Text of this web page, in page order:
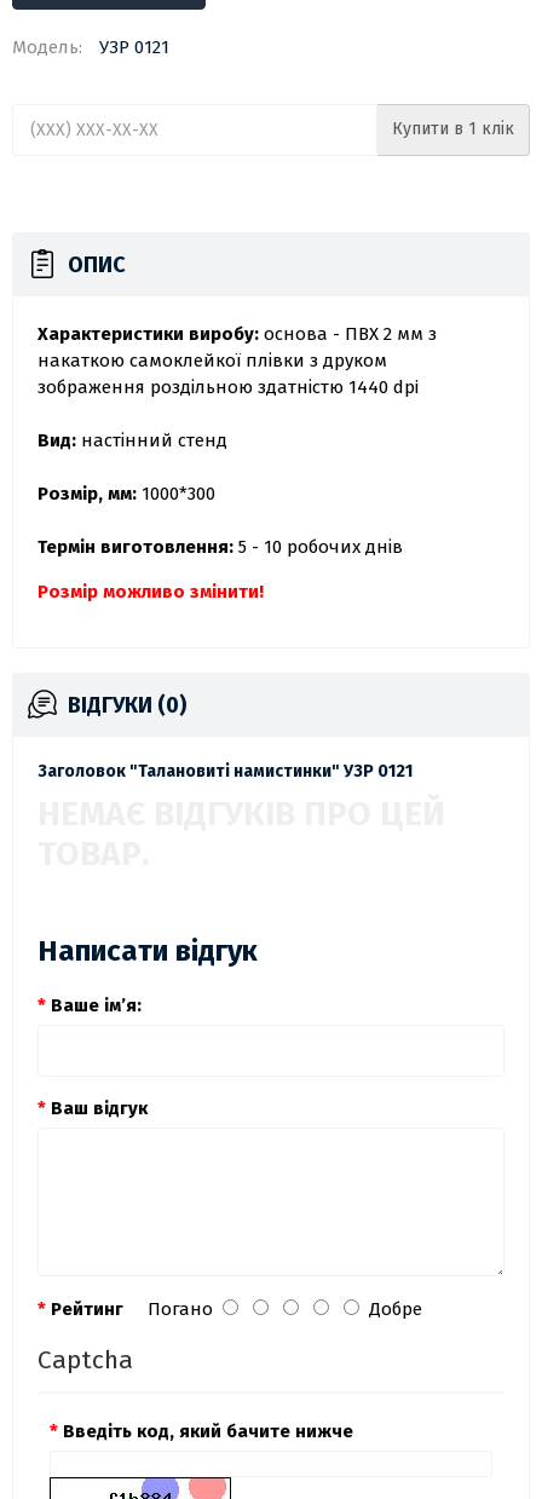
Модель: УЗР 0121
Купити в 1 клік
ОПИС
Характеристики виробу: основа - ПВХ 2 мм з
накаткою самоклейкої плівки з друком
зображення роздільною здатністю 1440 dpi
Вид: настінний стенд
Розмір, мм: 1000*300
Термін виготовлення: 5 - 10 робочих днів
Розмір можливо змінити!
ВІДГУКИ (0)
Заголовок "Талановиті намистинки" УЗР 0121
Написати відгук
Ваше ім’я:
Ваш відгук
Рейтинг Погано Добре
Captcha
Введіть код, який бачите нижче